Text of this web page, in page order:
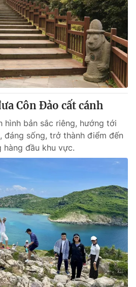
hình Việt Nam
VTV
và báo điện tử số 483/GP-BTTTT
Thủy
Thị Mỹ Hạnh, Phạm Quốc Thắng,
931 - 024.38 355 932
024.66 897 897
Côn Đảo cất cánh
hình bản sắc riêng, hướng tới
đáng sống, trở thành điểm đến
hàng đầu khu vực.